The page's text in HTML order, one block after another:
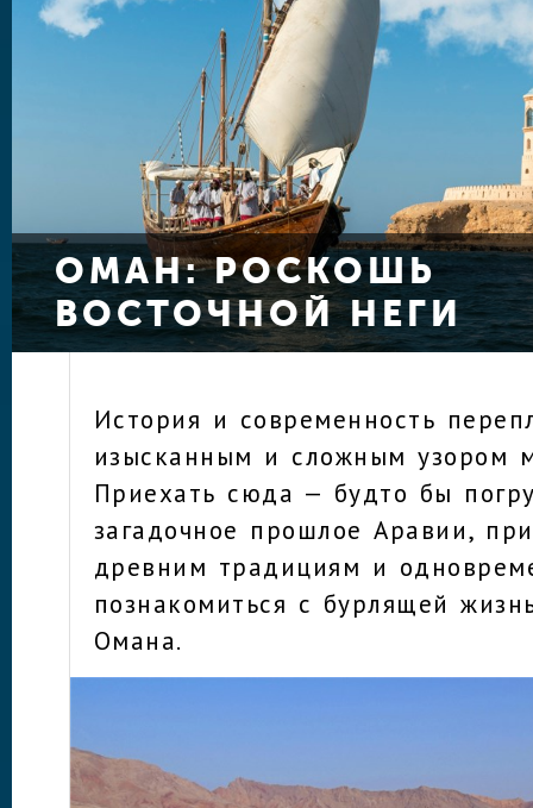
ОМАН: РОСКОШЬ
ВОСТОЧНОЙ НЕГИ
История и современность
изысканным и сложным узором
Приехать сюда — будто бы
загадочное прошлое Аравии,
древним традициям и
познакомиться с бурлящей
Омана.